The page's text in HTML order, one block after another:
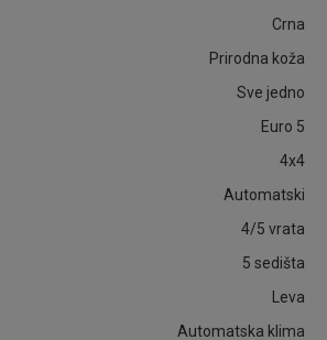
Crna
Prirodna koža
Sve jedno
Euro 5
4x4
Automatski
4/5 vrata
5 sedišta
Leva
Automatska klima